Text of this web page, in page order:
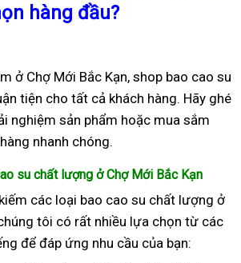
hàng đầu?
ở Chợ Mới Bắc Kạn, shop bao cao su
tiện cho tất cả khách hàng. Hãy ghé
nghiệm sản phẩm hoặc mua sắm
nhanh chóng.
su chất lượng ở Chợ Mới Bắc Kạn
các loại bao cao su chất lượng ở
tôi có rất nhiều lựa chọn từ các
để đáp ứng nhu cầu của bạn: